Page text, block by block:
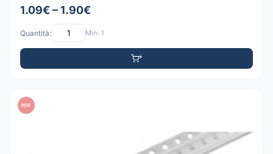
1.09€ – 1.90€
Quantità: Min: 1
PDF